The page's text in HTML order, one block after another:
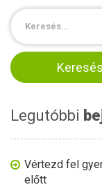
Legutóbbi
Vértezd fel
előtt